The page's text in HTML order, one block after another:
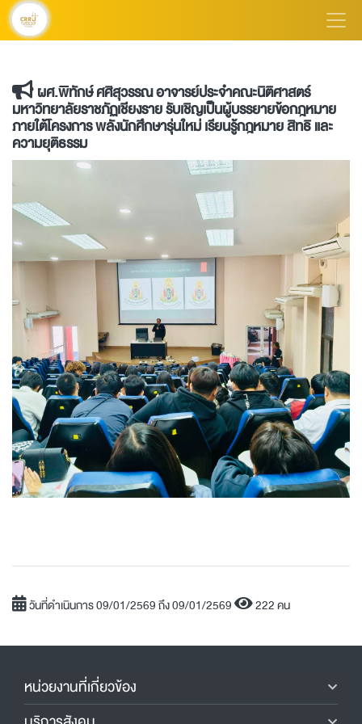
ผศ.พิทักษ์ ศศิสุวรรณ อาจารย์ประจำคณะนิติศาสตร์
มหาวิทยาลัยราชภัฏเชียงราย รับเชิญเป็นผู้บรรยายข้อกฎหมาย
ภายใต้โครงการ พลังนักศึกษารุ่นใหม่ เรียนรู้กฎหมาย สิทธิ และ
ความยุติธรรม
วันที่ดำเนินการ 09/01/2569 ถึง 09/01/2569 222 คน
หน่วยงานที่เกี่ยวข้อง